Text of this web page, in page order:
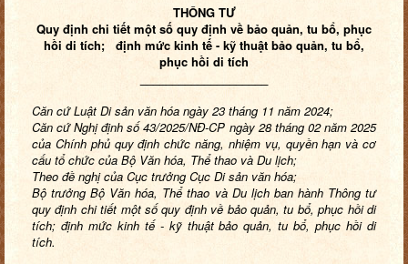
THÔNG TƯ
Quy định chi tiết một số quy định về bảo quản, tu bổ, phục
hồi di tích; định mức kinh tế - kỹ thuật bảo quản, tu bổ,
phục hồi di tích
Căn cứ Luật Di sản văn hóa ngày 23 tháng 11 năm 2024;
Căn cứ Nghị định số 43/2025/NĐ-CP ngày 28 tháng 02 năm 2025
của Chính phủ quy định chức năng, nhiệm vụ, quyền hạn và cơ
cấu tổ chức của Bộ Văn hóa, Thể thao và Du lịch;
Theo đề nghị của Cục trưởng Cục Di sản văn hóa;
Bộ trưởng Bộ Văn hóa, Thể thao và Du lịch ban hành Thông tư
quy định chi tiết một số quy định về bảo quản, tu bổ, phục hồi di
tích; định mức kinh tế - kỹ thuật bảo quản, tu bổ, phục hồi di
tích.